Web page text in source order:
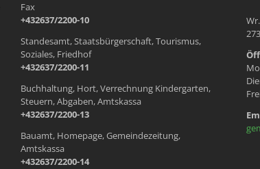
Fax
+432637/2200-10
Standesamt, Staatsbürgerschaft, Tourismus,
Soziales, Friedhof
+432637/2200-11
Buchhaltung, Hort, Verrechnung Kindergarten,
Steuern, Abgaben, Amtskassa
+432637/2200-13
Bauamt, Homepage, Gemeindezeitung,
Amtskassa
+432637/2200-14